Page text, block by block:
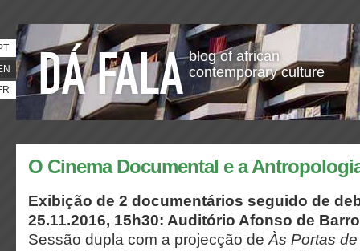
blog of african
contemporary culture
O Cinema Documental e a
Exibição de 2 documentários seguido de
25.11.2016, 15h30: Auditório Afonso de
Sessão dupla com a projecção de Às Portas